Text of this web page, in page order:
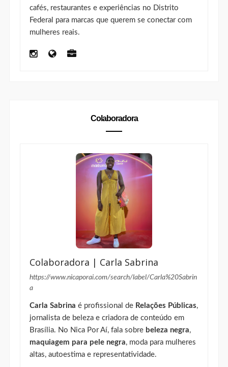
cafés, restaurantes e experiências no Distrito
Federal para marcas que querem se conectar com
mulheres reais.
Colaboradora
Colaboradora | Carla Sabrina
https://www.nicaporai.com/search/label/Carla%20Sabrin
a
Carla Sabrina é profissional de Relações Públicas,
jornalista de beleza e criadora de conteúdo em
Brasília. No Nica Por Aí, fala sobre beleza negra,
maquiagem para pele negra, moda para mulheres
altas, autoestima e representatividade.